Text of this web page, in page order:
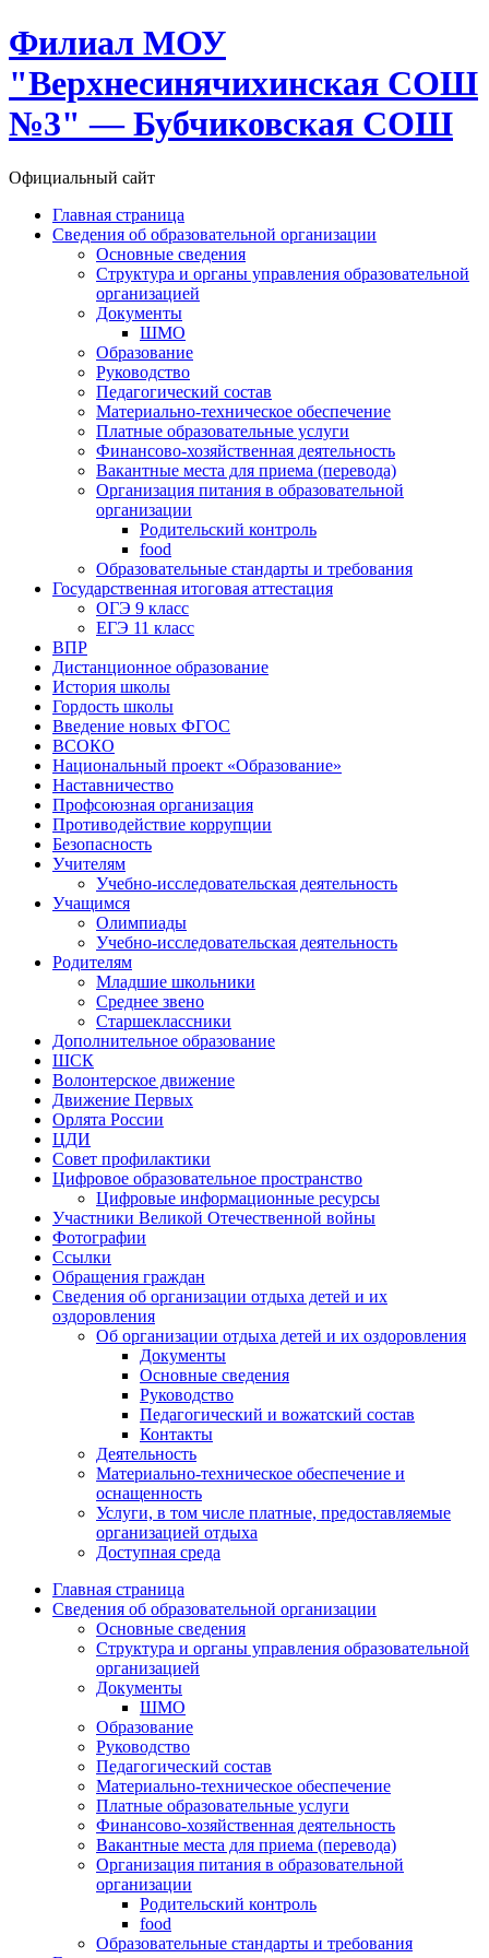
Филиал МОУ
"Верхнесинячихинская СОШ
№3" — Бубчиковская СОШ
Официальный сайт
Главная страница
Сведения об образовательной организации
Основные сведения
Структура и органы управления образовательной
организацией
Документы
ШМО
Образование
Руководство
Педагогический состав
Материально-техническое обеспечение
Платные образовательные услуги
Финансово-хозяйственная деятельность
Вакантные места для приема (перевода)
Организация питания в образовательной
организации
Родительский контроль
food
Образовательные стандарты и требования
Государственная итоговая аттестация
ОГЭ 9 класс
ЕГЭ 11 класс
ВПР
Дистанционное образование
История школы
Гордость школы
Введение новых ФГОС
ВСОКО
Национальный проект «Образование»
Наставничество
Профсоюзная организация
Противодействие коррупции
Безопасность
Учителям
Учебно-исследовательская деятельность
Учащимся
Олимпиады
Учебно-исследовательская деятельность
Родителям
Младшие школьники
Среднее звено
Старшеклассники
Дополнительное образование
ШСК
Волонтерское движение
Движение Первых
Орлята России
ЦДИ
Совет профилактики
Цифровое образовательное пространство
Цифровые информационные ресурсы
Участники Великой Отечественной войны
Фотографии
Ссылки
Обращения граждан
Сведения об организации отдыха детей и их
оздоровления
Об организации отдыха детей и их оздоровления
Документы
Основные сведения
Руководство
Педагогический и вожатский состав
Контакты
Деятельность
Материально-техническое обеспечение и
оснащенность
Услуги, в том числе платные, предоставляемые
организацией отдыха
Доступная среда
Главная страница
Сведения об образовательной организации
Основные сведения
Структура и органы управления образовательной
организацией
Документы
ШМО
Образование
Руководство
Педагогический состав
Материально-техническое обеспечение
Платные образовательные услуги
Финансово-хозяйственная деятельность
Вакантные места для приема (перевода)
Организация питания в образовательной
организации
Родительский контроль
food
Образовательные стандарты и требования